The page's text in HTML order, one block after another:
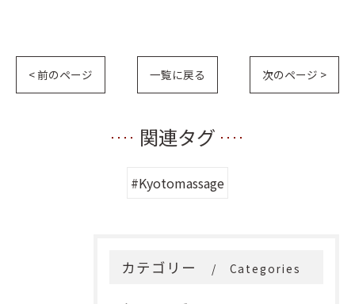
< 前のページ 一覧に戻る 次のページ >
関連タグ
#Kyotomassage
カテゴリー Categories